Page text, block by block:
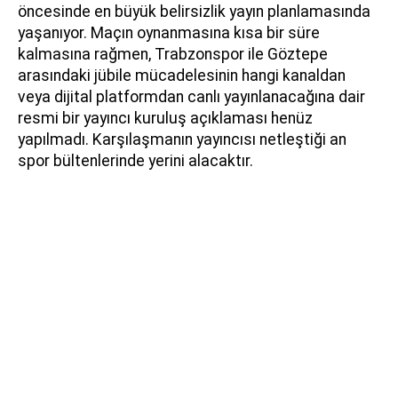
öncesinde en büyük belirsizlik yayın planlamasında
yaşanıyor. Maçın oynanmasına kısa bir süre
kalmasına rağmen, Trabzonspor ile Göztepe
arasındaki jübile mücadelesinin hangi kanaldan
veya dijital platformdan canlı yayınlanacağına dair
resmi bir yayıncı kuruluş açıklaması henüz
yapılmadı. Karşılaşmanın yayıncısı netleştiği an
spor bültenlerinde yerini alacaktır.